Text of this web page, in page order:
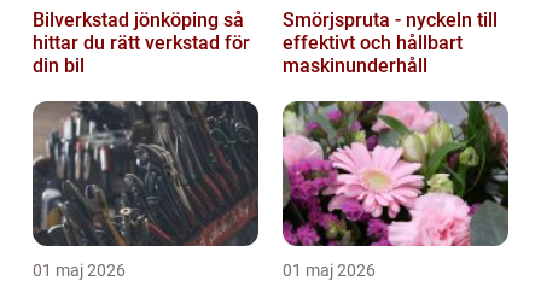
Bilverkstad jönköping så
hittar du rätt verkstad för
din bil
Smörjspruta - nyckeln till
effektivt och hållbart
maskinunderhåll
01 maj 2026 01 maj 2026